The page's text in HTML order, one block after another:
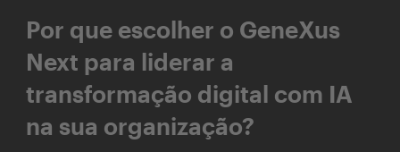
Por que escolher o GeneXus
Next para liderar a
transformação digital com IA
na sua organização?